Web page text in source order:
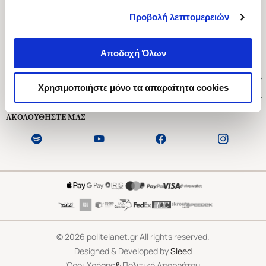
Προβολή λεπτομερειών
Αποδοχή Όλων
Χρησιμοποιήστε μόνο τα απαραίτητα cookies
Ασκληπιού 1-3, Αθήνα 106 79
Δευτέρα - Παρασκευή 09:00-21:00
Εξυπηρέτηση Πελατών
ΑΚΟΛΟΥΘΗΣΤΕ ΜΑΣ
©2026 politeianet.gr All rights reserved.
Designed & Developed bySleed